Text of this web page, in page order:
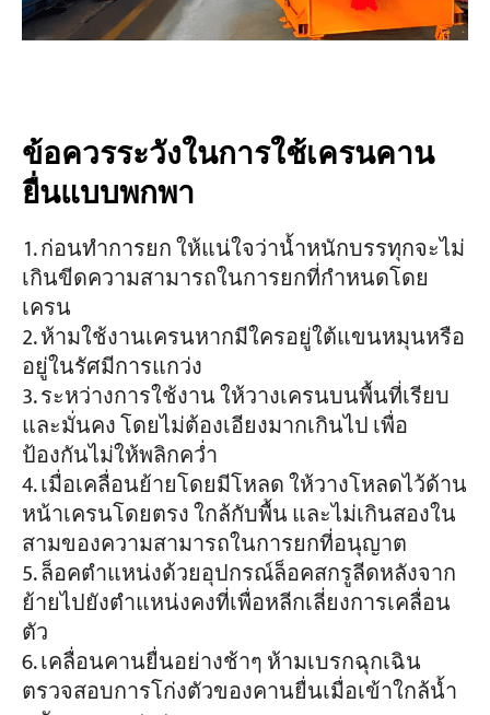
ข้อควรระวังในการใช้เครนคาน
ยื่นแบบพกพา
ก่อนทำการยก ให้แน่ใจว่าน้ำหนักบรรทุกจะไม่
เกินขีดความสามารถในการยกที่กำหนดโดย
เครน
ห้ามใช้งานเครนหากมีใครอยู่ใต้แขนหมุนหรือ
อยู่ในรัศมีการแกว่ง
ระหว่างการใช้งาน ให้วางเครนบนพื้นที่เรียบ
และมั่นคง โดยไม่ต้องเอียงมากเกินไป เพื่อ
ป้องกันไม่ให้พลิกคว่ำ
เมื่อเคลื่อนย้ายโดยมีโหลด ให้วางโหลดไว้ด้าน
หน้าเครนโดยตรง ใกล้กับพื้น และไม่เกินสองใน
สามของความสามารถในการยกที่อนุญาต
ล็อคตำแหน่งด้วยอุปกรณ์ล็อคสกรูลีดหลังจาก
ย้ายไปยังตำแหน่งคงที่เพื่อหลีกเลี่ยงการเคลื่อน
ตัว
เคลื่อนคานยื่นอย่างช้าๆ ห้ามเบรกฉุกเฉิน
ตรวจสอบการโก่งตัวของคานยื่นเมื่อเข้าใกล้น้ำ